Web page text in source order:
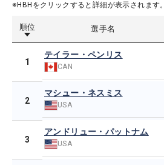
※HBHをクリックすると詳細が表示されます。
順位 選手名
1
テイラー・ペンリス
CAN
2
マシュー・ネスミス
USA
3
アンドリュー・パットナム
USA